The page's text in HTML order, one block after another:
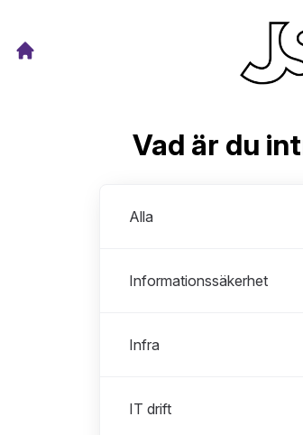
Vad är du
Alla
Informationssäkerhet
Infra
IT drift